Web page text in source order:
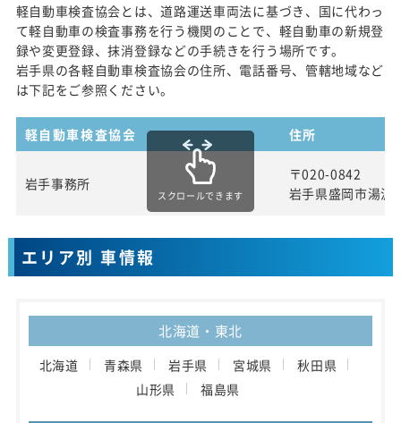
軽自動車検査協会とは、道路運送車両法に基づき、国に代わっ
て軽自動車の検査事務を行う機関のことで、軽自動車の新規登
録や変更登録、抹消登録などの手続きを行う場所です。
岩手県の各軽自動車検査協会の住所、電話番号、管轄地域など
は下記をご参照ください。
軽自動車検査協会 住所
岩手事務所
〒020-0842
岩手県盛岡市湯沢
スクロールできます
エリア別 車情報
北海道・東北
北海道 青森県 岩手県 宮城県
秋田県
山形県
福島県